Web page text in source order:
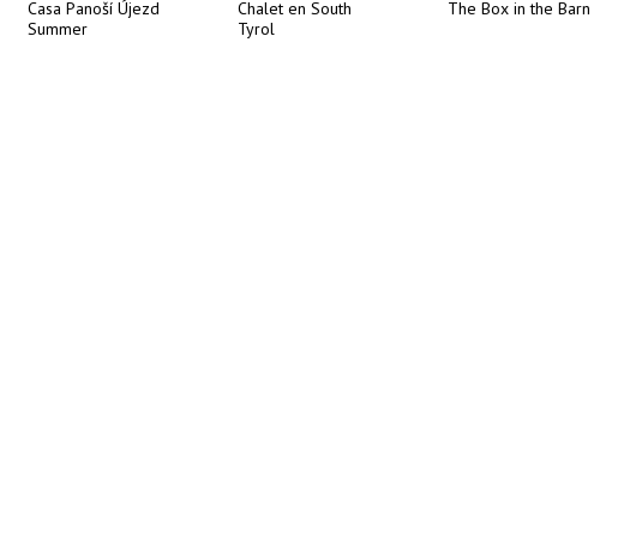
Casa Panoší Újezd
Summer
Chalet en South
Tyrol
The Box in the Barn